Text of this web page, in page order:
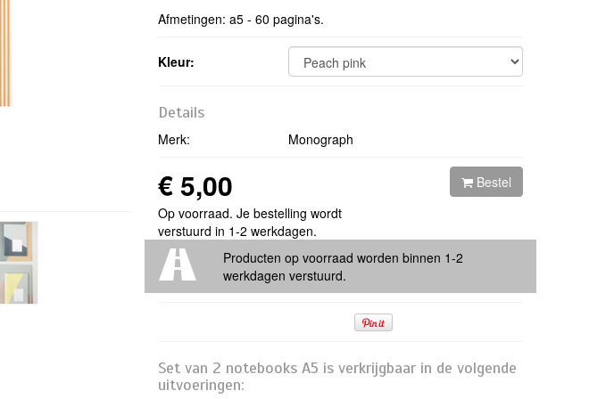
Afmetingen: a5 - 60 pagina's.
Kleur:
Details
Merk: Monograph
€ 5,00
Op voorraad. Je bestelling wordt
verstuurd in 1-2 werkdagen.
Bestel
Producten op voorraad worden binnen 1-2
werkdagen verstuurd.
Set van 2 notebooks A5 is verkrijgbaar in de volgende
uitvoeringen: